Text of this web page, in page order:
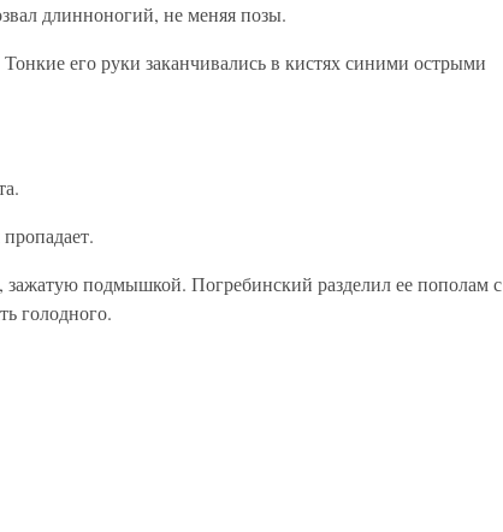
длинноногий, не меняя позы.
его руки заканчивались в кистях синими острыми
зажатую подмышкой. Погребинский разделил ее пополам с
голодного.